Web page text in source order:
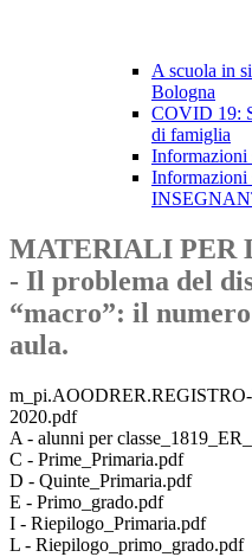
A scuola in
Bologna
COVID 19:
di famiglia
Informazioni
Informazioni
MATERIALI PER
- Il problema del
“macro”: il
aula.
2020.pdf
A - alunni per
C - Prime_Primaria.pdf
D - Quinte_Primaria.pdf
E - Primo_grado.pdf
I - Riepilogo_Primaria.pdf
L - Riepilogo_primo_grado.pdf